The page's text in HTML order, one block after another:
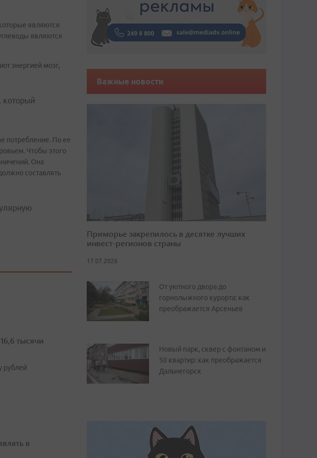
являются
являются
энергией мозг,
который
потребление. По ее
Чтобы этого
Она
составлять
тысячи
рублей
в
Важные новости
Приморье закрепилось в десятке лучших
инвест-регионов страны
17.07.2026
От уютного двора до
горнолыжного курорта: как
преображается Арсеньев
Новый парк, сквер с фонтаном и
50 квартир: как преображается
Дальнегорск